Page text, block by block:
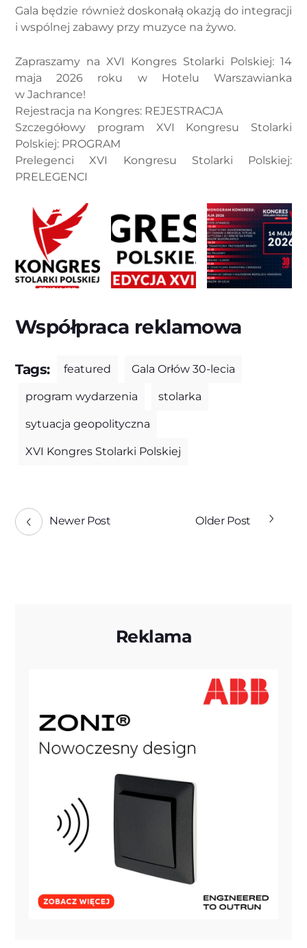
Gala będzie również doskonałą okazją do integracji
i wspólnej zabawy przy muzyce na żywo.
Zapraszamy na XVI Kongres Stolarki Polskiej: 14
maja 2026 roku w Hotelu Warszawianka
w Jachrance!
Rejestracja na Kongres: REJESTRACJA
Szczegółowy program XVI Kongresu Stolarki
Polskiej: PROGRAM
Prelegenci XVI Kongresu Stolarki Polskiej:
PRELEGENCI
Współpraca reklamowa
Tags: featured Gala Orłów 30-lecia
program wydarzenia stolarka
sytuacja geopolityczna
XVI Kongres Stolarki Polskiej
Newer Post Older Post
Reklama